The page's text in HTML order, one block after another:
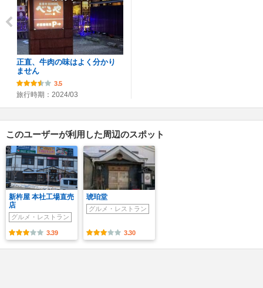
正直、牛肉の味はよく分かり
ません
3.5
旅行時期：2024/03
このユーザーが利用した周辺のスポット
新杵屋 本社工場直売
店
グルメ・レストラン
3.39
琥珀堂
グルメ・レストラン
3.30